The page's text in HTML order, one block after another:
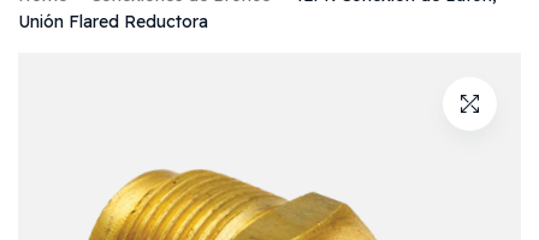
Unión Flared Reductora